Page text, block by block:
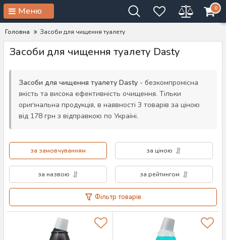
Меню 0
Головна Засоби для чищення туалету
Засоби для чищення туалету Dasty
Засоби для чищення туалету Dasty - безкомпромісна
якість та висока ефективність очищення. Тільки
оригінальна продукція, в наявності 3 товарів за ціною
від 178 грн з відправкою по Україні.
за замовчуванням за ціною
за назвою за рейтингом
Фільтр товарів